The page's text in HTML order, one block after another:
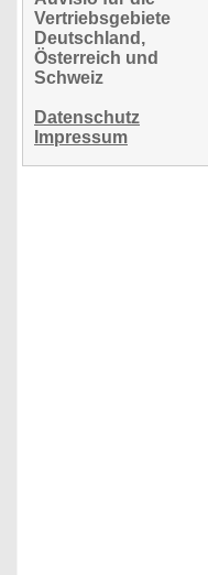
Vertriebsgebiete
Deutschland,
Österreich und
Schweiz
Datenschutz
Impressum